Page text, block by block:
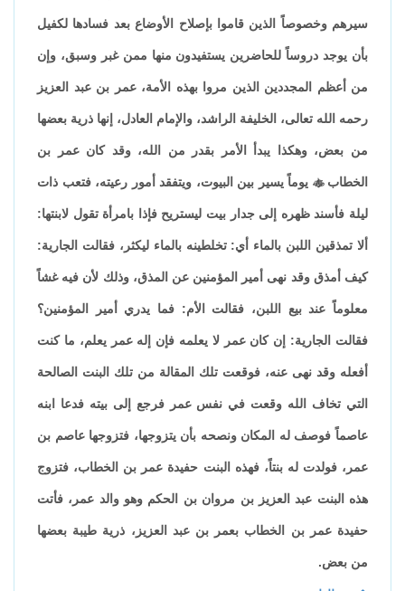
سيرهم وخصوصاً الذين قاموا بإصلاح الأوضاع بعد فسادها لكفيل
بأن يوجد دروساً للحاضرين يستفيدون منها ممن غبر وسبق، وإن
من أعظم المجددين الذين مروا بهذه الأمة، عمر بن عبد العزيز
رحمه الله تعالى، الخليفة الراشد، والإمام العادل، إنها ذرية بعضها
من بعض، وهكذا يبدأ الأمر بقدر من الله، وقد كان عمر بن
الخطاب يوماً يسير بين البيوت، ويتفقد أمور رعيته، فتعب ذات
ليلة فأسند ظهره إلى جدار بيت ليستريح فإذا بامرأة تقول لابنتها:
ألا تمذقين اللبن بالماء أي: تخلطينه بالماء ليكثر، فقالت الجارية:
كيف أمذق وقد نهى أمير المؤمنين عن المذق، وذلك لأن فيه غشاً
معلوماً عند بيع اللبن، فقالت الأم: فما يدري أمير المؤمنين؟
فقالت الجارية: إن كان عمر لا يعلمه فإن إله عمر يعلم، ما كنت
أفعله وقد نهى عنه، فوقعت تلك المقالة من تلك البنت الصالحة
التي تخاف الله وقعت في نفس عمر فرجع إلى بيته فدعا ابنه
عاصماً فوصف له المكان ونصحه بأن يتزوجها، فتزوجها عاصم بن
عمر، فولدت له بنتاً، فهذه البنت حفيدة عمر بن الخطاب، فتزوج
هذه البنت عبد العزيز بن مروان بن الحكم وهو والد عمر، فأتت
حفيدة عمر بن الخطاب بعمر بن عبد العزيز، ذرية طيبة بعضها
من بعض.